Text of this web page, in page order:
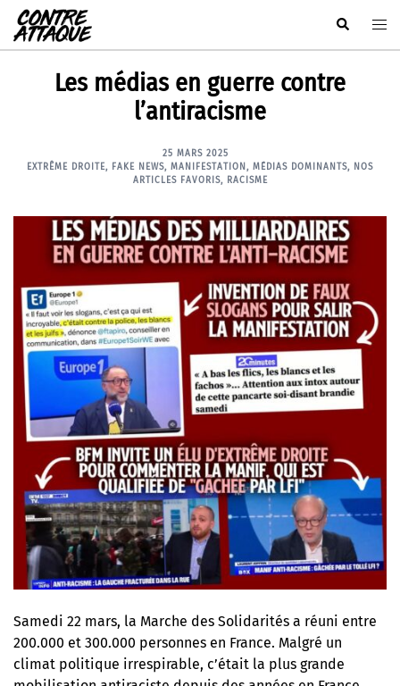
Aller
au
contenu
Rechercher
Les médias en guerre contre
l’antiracisme
25 MARS 2025
EXTRÊME DROITE, FAKE NEWS, MANIFESTATION , MÉDIAS DOMINANTS, NOS
ARTICLES FAVORIS, RACISME
Samedi 22 mars, la Marche des Solidarités a réuni entre
200.000 et 300.000 personnes en France. Malgré un
climat politique irrespirable, c’était la plus grande